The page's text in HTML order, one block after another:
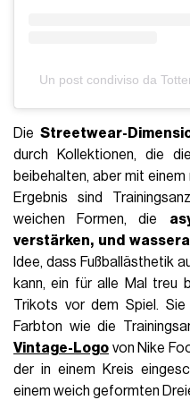
Un post condiviso da
Die Streetwear-
durch Kollektionen, die
beibehalten, aber mit
Ergebnis sind
weichen Formen, die
verstärken, und
Idee, dass Fußballästhetik
kann, ein für alle Mal treu
Trikots vor dem Spiel. Sie
Farbton wie die
Vintage-Logo von Nike
der in einem Kreis
einem weich geformten